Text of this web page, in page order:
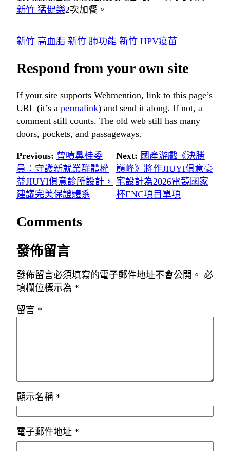
新竹 猛健樂2次加餐。
新竹 高血脂 新竹 肺功能 新竹 HPV疫苗
Respond from your own site
If your site supports Webmention, link to this page’s
URL (it’s a permalink) and send it along. If not, a
comment still counts. The old web still has many
doors, pockets, and passageways.
Previous: 曾噴鼻桂委
員：守護新就業群體權
益JIUYI俱意診所設計，
建議完美保證體系
Next: 國產游戲《決勝
巔峰》將作JIUYI俱意豪
宅設計為2026電競國家
杯ENC項目單項
Comments
發佈留言
發佈留言必須填寫的電子郵件地址不會公開。 必
填欄位標示為 *
留言 *
顯示名稱 *
電子郵件地址 *